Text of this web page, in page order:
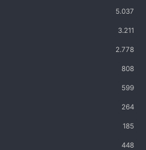
5.037
3.211
2.778
808
599
264
185
448